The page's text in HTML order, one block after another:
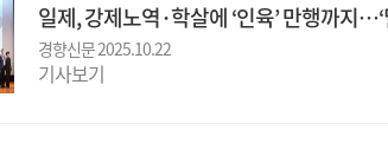
일제, 강제노역·학살에 ‘인육’ 만행까지
경향신문 2025.10.22
기사보기